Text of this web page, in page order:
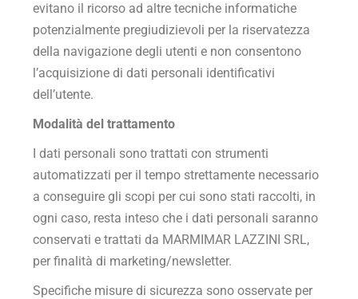
evitano il ricorso ad altre tecniche informatiche
potenzialmente pregiudizievoli per la riservatezza
della navigazione degli utenti e non consentono
l’acquisizione di dati personali identificativi
dell’utente.
Modalità del trattamento
I dati personali sono trattati con strumenti
automatizzati per il tempo strettamente necessario
a conseguire gli scopi per cui sono stati raccolti, in
ogni caso, resta inteso che i dati personali saranno
conservati e trattati da MARMIMAR LAZZINI SRL,
per finalità di marketing/newsletter.
Specifiche misure di sicurezza sono osservate per